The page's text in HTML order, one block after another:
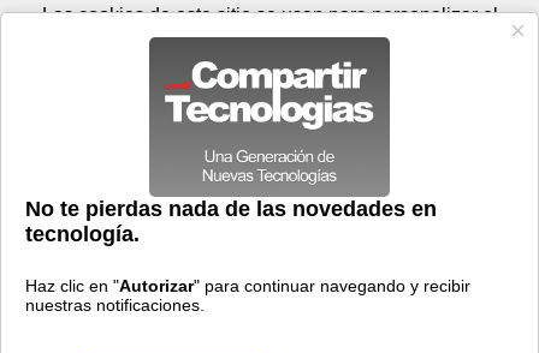
Prensa Videos
> panasonic para cadena
panasonic para cadena
23 resultados Ordenar por fecha-Ordenar por pertinencia
Viernes 07 de agosto - 19:42 Registrar Conectar
Las cookies de este sitio se usan para personalizar el
contenido y los anuncios, para ofrecer funciones de medios
sociales y para analizar el tráfico. Además, compartimos
información sobre el uso que haga del sitio web con nuestros
partners de medios sociales, de publicidad y de análisis
web.
OK